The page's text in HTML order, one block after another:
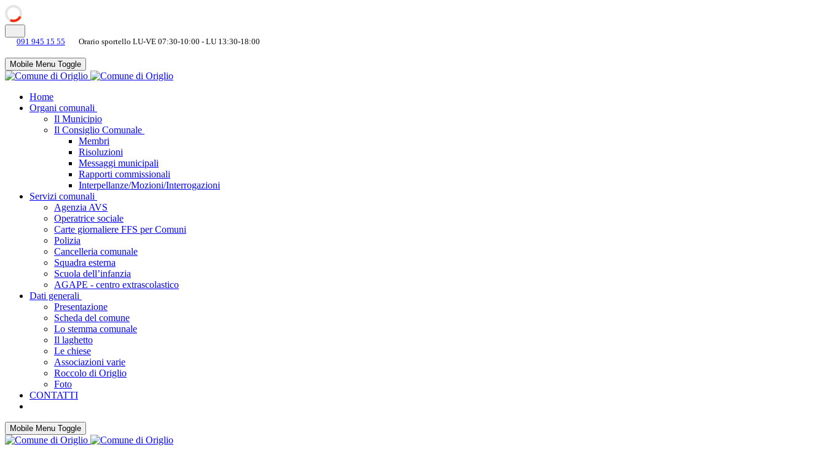
091 945 15 55 Orario sportello LU-VE 07:30-10:00 - LU 13:30-18:00
Mobile Menu Toggle
Home
Organi comunali
Il Municipio
Il Consiglio Comunale
Membri
Risoluzioni
Messaggi municipali
Rapporti commissionali
Interpellanze/Mozioni/Interrogazioni
Servizi comunali
Agenzia AVS
Operatrice sociale
Carte giornaliere FFS per Comuni
Polizia
Cancelleria comunale
Squadra esterna
Scuola dell’infanzia
AGAPE - centro extrascolastico
Dati generali
Presentazione
Scheda del comune
Lo stemma comunale
Il laghetto
Le chiese
Associazioni varie
Roccolo di Origlio
Foto
CONTATTI
Mobile Menu Toggle